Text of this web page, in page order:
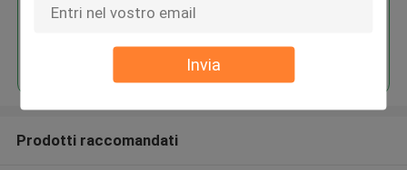
Invia
Continua
Prodotti raccomandati